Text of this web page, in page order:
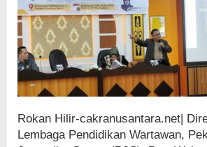
Rokan Hilir-cakranusantara.net|
Lembaga Pendidikan Wartawan,